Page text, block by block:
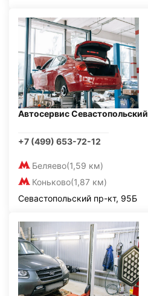
Автосервис Севастопольский
+7 (499) 653-72-12
Беляево(1,59 км)
Коньково(1,87 км)
Севастопольский пр-кт, 95Б